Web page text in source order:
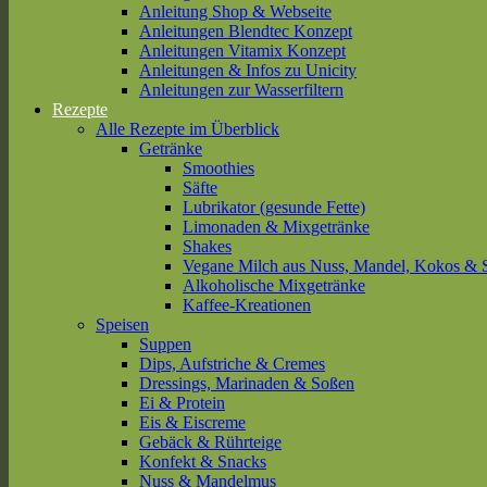
Anleitung Shop & Webseite
Anleitungen Blendtec Konzept
Anleitungen Vitamix Konzept
Anleitungen & Infos zu Unicity
Anleitungen zur Wasserfiltern
Rezepte
Alle Rezepte im Überblick
Getränke
Smoothies
Säfte
Lubrikator (gesunde Fette)
Limonaden & Mixgetränke
Shakes
Vegane Milch aus Nuss, Mandel, Kokos &
Alkoholische Mixgetränke
Kaffee-Kreationen
Speisen
Suppen
Dips, Aufstriche & Cremes
Dressings, Marinaden & Soßen
Ei & Protein
Eis & Eiscreme
Gebäck & Rührteige
Konfekt & Snacks
Nuss & Mandelmus